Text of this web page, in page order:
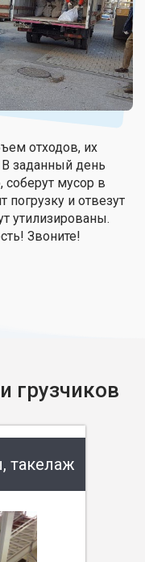
отходов, их
заданный день
соберут мусор в
и отвезут
утилизированы.
Звоните!
грузчиков
такелаж